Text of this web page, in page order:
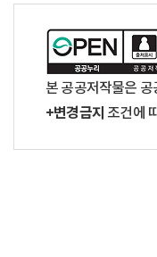
본 공공저작물은 공
+변경금지 조건에